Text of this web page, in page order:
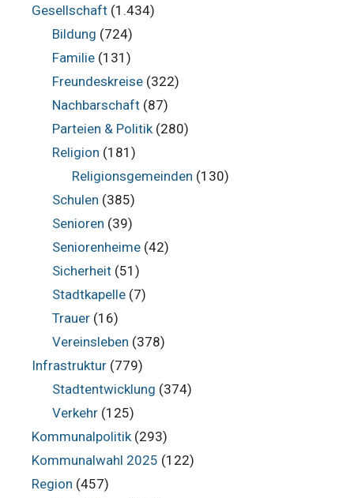
Gesellschaft (1.434)
Bildung (724)
Familie(131)
Freundeskreise(322)
Nachbarschaft(87)
Parteien & Politik(280)
Religion (181)
Religionsgemeinden (130)
Schulen (385)
Senioren (39)
Seniorenheime(42)
Sicherheit(51)
Stadtkapelle(7)
Trauer(16)
Vereinsleben (378)
Infrastruktur (779)
Stadtentwicklung (374)
Verkehr(125)
Kommunalpolitik (293)
Kommunalwahl 2025 (122)
Region (457)